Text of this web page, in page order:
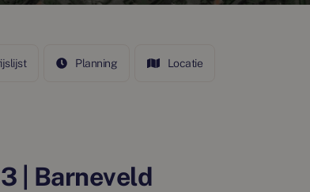
Planning Locatie
| Barneveld